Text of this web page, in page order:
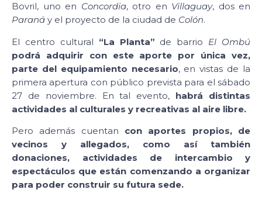
Bovril, uno en Concordia, otro en Villaguay, dos en
Paraná y el proyecto de la ciudad de Colón.
El centro cultural “La Planta” de barrio El Ombú
podrá adquirir con este aporte por única vez,
parte del equipamiento necesario, en vistas de la
primera apertura con público prevista para el sábado
27 de noviembre. En tal evento, habrá distintas
actividades al culturales y recreativas al aire libre.
Pero además cuentan con aportes propios, de
vecinos y allegados, como así también
donaciones, actividades de intercambio y
espectáculos que están comenzando a organizar
para poder construir su futura sede.